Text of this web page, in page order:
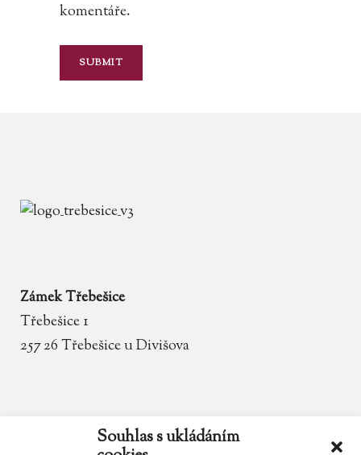
Souhlas s ukládáním
komentáře.
Zámek Třebešice
Třebešice 1
257 26 Třebešice u Divišova
zamek.trebesice@volny.cz